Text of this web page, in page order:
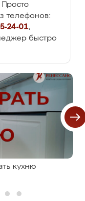
телефонов:
24-01,
быстро
кухню